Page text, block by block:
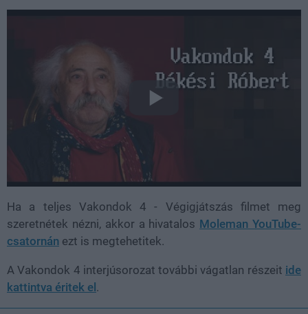
Ha a teljes Vakondok 4 - Végigjátszás filmet meg
szeretnétek nézni, akkor a hivatalos Moleman YouTube-
csatornán ezt is megtehetitek.
A Vakondok 4 interjúsorozat további vágatlan részeit ide
kattintva éritek el.